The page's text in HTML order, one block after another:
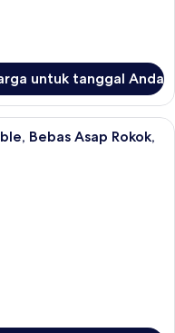
untuk tanggal Anda
katun Mesir, seprai premium,
Bebas Asap Rokok,